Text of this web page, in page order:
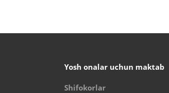
Yosh onalar uchun maktab
Shifokorlar